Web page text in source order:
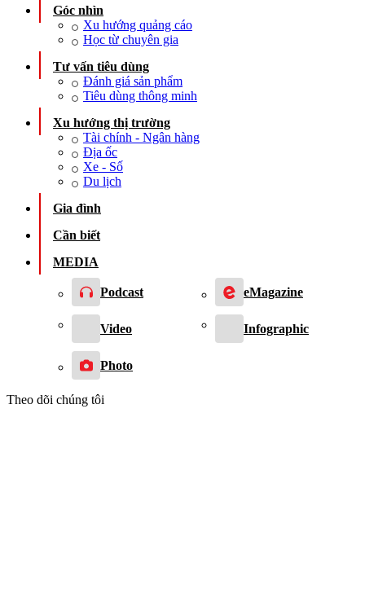
Góc nhìn
Xu hướng quảng cáo
Học từ chuyên gia
Tư vấn tiêu dùng
Đánh giá sản phẩm
Tiêu dùng thông minh
Xu hướng thị trường
Tài chính - Ngân hàng
Địa ốc
Xe - Số
Du lịch
Gia đình
Cần biết
MEDIA
Podcast eMagazine
Video Infographic
Photo
Theo dõi chúng tôi